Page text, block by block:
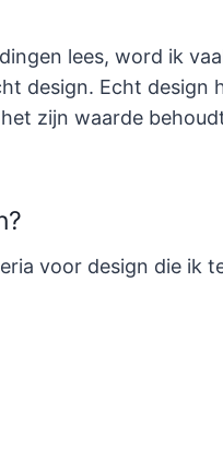
lees, word ik
design. Echt design
zijn waarde
voor design die ik